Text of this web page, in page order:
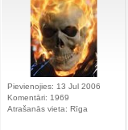
Pievienojies: 13 Jul 2006
Komentāri: 1969
Atrašanās vieta: Rīga